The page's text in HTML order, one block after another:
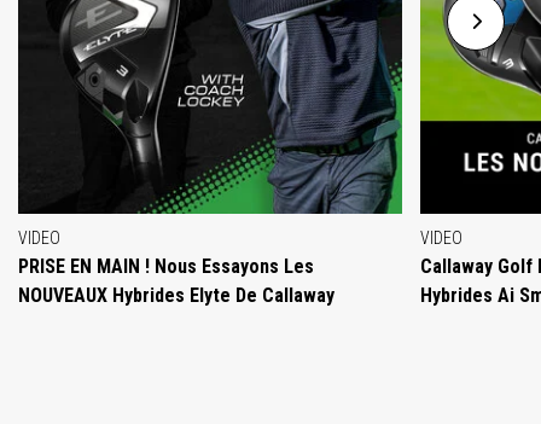
VIDEO
PRISE EN MAIN ! Nous Essayons Les
NOUVEAUX Hybrides Elyte De Callaway
VIDEO
Callaway Golf
Hybrides Ai